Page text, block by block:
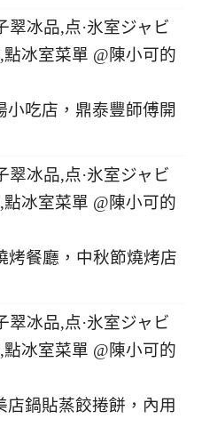
小吃店，鼎泰豐師傅開
烤餐廳，中秋節燒烤店
店鍋貼蒸餃捲餅，內用